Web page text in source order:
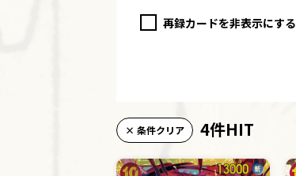
再録カードを非表示にする
× 条件クリア 4件HIT